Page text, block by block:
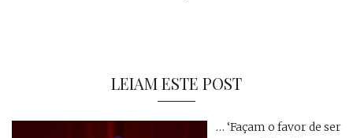
LEIAM ESTE POST
… ‘Façam o favor de ser